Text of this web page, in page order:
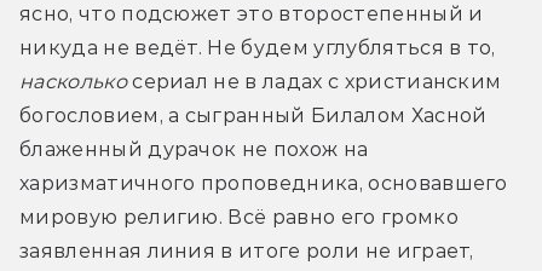
ясно, что подсюжет это второстепенный и
насколько сериал не в ладах с христианским
богословием, а сыгранный Билалом Хасной
блаженный дурачок не похож на
харизматичного проповедника, основавшего
мировую религию. Всё равно его громко
заявленная линия в итоге роли не играет,